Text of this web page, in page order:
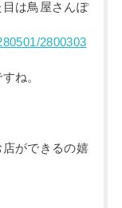
は鳥屋さんぽ
2800303
ね。
ができるの嬉